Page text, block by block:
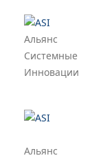
Альянс
Системные
Инновации
Альянс